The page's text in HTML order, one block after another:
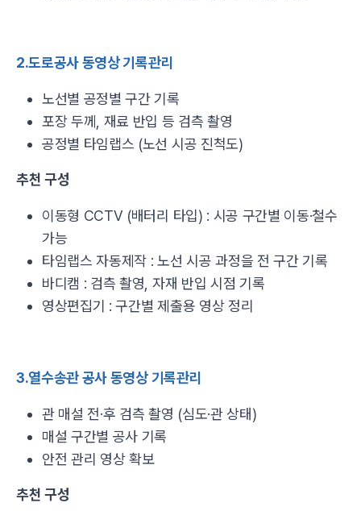
2.도로공사 동영상 기록관리
노선별 공정별 구간 기록
포장 두께, 재료 반입 등 검측 촬영
공정별 타임랩스 (노선 시공 진척도)
추천 구성
이동형 CCTV (배터리 타입) : 시공 구간별 이동·철수
가능
타임랩스 자동제작 : 노선 시공 과정을 전 구간 기록
바디캠 : 검측 촬영, 자재 반입 시점 기록
영상편집기 : 구간별 제출용 영상 정리
3.열수송관 공사 동영상 기록관리
관 매설 전·후 검측 촬영 (심도·관 상태)
매설 구간별 공사 기록
안전 관리 영상 확보
추천 구성